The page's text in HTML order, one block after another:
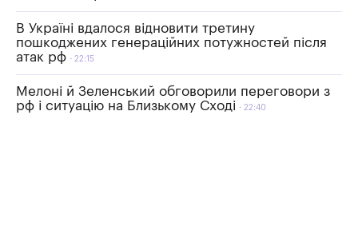
В Україні вдалося відновити третину
пошкоджених генераційних потужностей після
атак рф
22:15
Мелоні й Зеленський обговорили переговори з
рф і ситуацію на Близькому Сході
22:40